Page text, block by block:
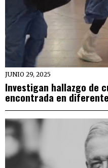
JUNIO 29, 2025
Investigan hallazgo de
encontrada en